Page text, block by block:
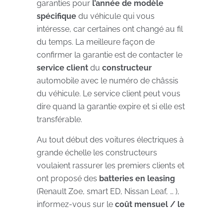
garanties pour l’année de modèle
spécifique du véhicule qui vous
intéresse, car certaines ont changé au fil
du temps. La meilleure façon de
confirmer la garantie est de contacter le
service client du constructeur
automobile avec le numéro de châssis
du véhicule. Le service client peut vous
dire quand la garantie expire et si elle est
transférable.
Au tout début des voitures électriques à
grande échelle les constructeurs
voulaient rassurer les premiers clients et
ont proposé des batteries en leasing
(Renault Zoe, smart ED, Nissan Leaf, … ),
informez-vous sur le coût mensuel / le